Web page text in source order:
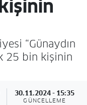
“Günaydın
25 bin kişinin
30.11.2024 - 15:35
GÜNCELLEME